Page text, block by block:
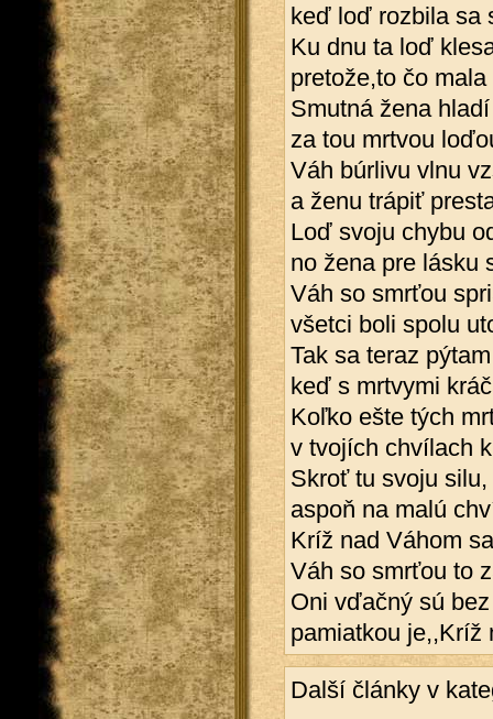
keď loď rozbila sa
Ku dnu ta loď
pretože,to čo
Smutná žena
za tou mrtvou
Váh búrlivu vlnu
a ženu trápiť
Loď svoju chybu
no žena pre lásku
Váh so smrťou
všetci boli spolu
Tak sa teraz
keď s mrtvymi
Koľko ešte tých
v tvojích chvílach
Skroť tu svoju silu,
aspoň na malú
Kríž nad Váhom
Váh so smrťou to
Oni vďačný sú
pamiatkou je,,Kríž
Další články v